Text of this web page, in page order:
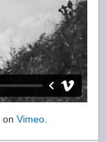
on Vimeo